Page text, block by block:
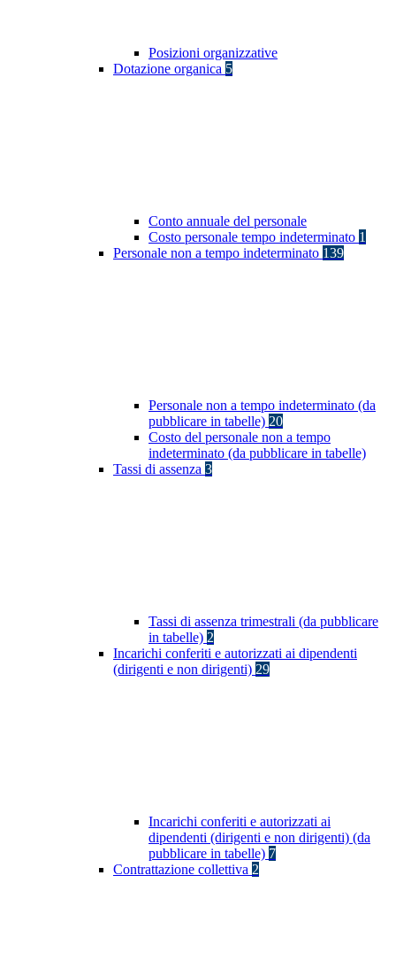
Posizioni organizzative
Dotazione organica 5
Conto annuale del personale
Costo personale tempo indeterminato 1
Personale non a tempo indeterminato 139
Personale non a tempo indeterminato (da
pubblicare in tabelle) 20
Costo del personale non a tempo
indeterminato (da pubblicare in tabelle)
Tassi di assenza 3
Tassi di assenza trimestrali (da pubblicare
in tabelle) 2
Incarichi conferiti e autorizzati ai dipendenti
(dirigenti e non dirigenti) 29
Incarichi conferiti e autorizzati ai
dipendenti (dirigenti e non dirigenti) (da
pubblicare in tabelle) 7
Contrattazione collettiva 2